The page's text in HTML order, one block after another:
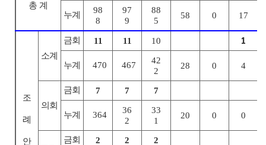
총 계
누계
98
8
97
9
88
5
58 0 17
조
례
안
소계
금회 11 11 10 1
누계 470 467
42
2
28 0 4
의회
금회 7 7 7
누계 364
36
2
33
1
20 0 0
금회 2 2
2